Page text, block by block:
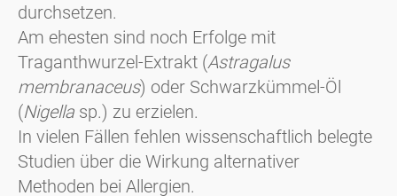
durchsetzen.
Am ehesten sind noch Erfolge mit
Traganthwurzel-Extrakt (Astragalus
membranaceus) oder Schwarzkümmel-Öl
(Nigella sp.) zu erzielen.
In vielen Fällen fehlen wissenschaftlich belegte
Studien über die Wirkung alternativer
Methoden bei Allergien.